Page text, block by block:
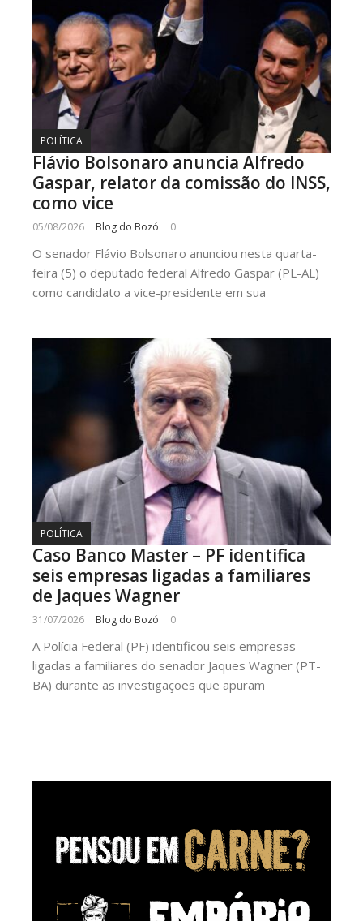
POLÍTICA
Flávio Bolsonaro anuncia Alfredo
Gaspar, relator da comissão do INSS,
como vice
05/08/2026 Blog do Bozó 0
O senador Flávio Bolsonaro anunciou nesta quarta-
feira (5) o deputado federal Alfredo Gaspar (PL-AL)
como candidato a vice-presidente em sua
POLÍTICA
Caso Banco Master – PF identifica
seis empresas ligadas a familiares
de Jaques Wagner
31/07/2026 Blog do Bozó 0
A Polícia Federal (PF) identificou seis empresas
ligadas a familiares do senador Jaques Wagner (PT-
BA) durante as investigações que apuram